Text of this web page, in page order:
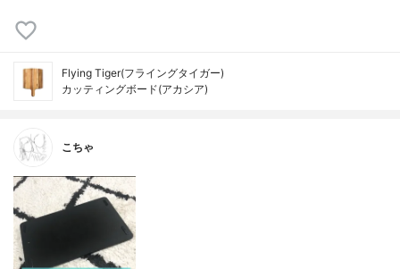
Flying Tiger(フライングタイガー)
カッティングボード(アカシア)
こちゃ